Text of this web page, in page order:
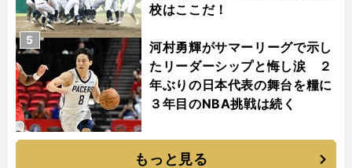
校はここだ！
河村勇輝がサマーリーグで示し
たリーダーシップと悔し涙 ２
年ぶりの日本代表の舞台を糧に
３年目のNBA挑戦は続く
5
もっと見る